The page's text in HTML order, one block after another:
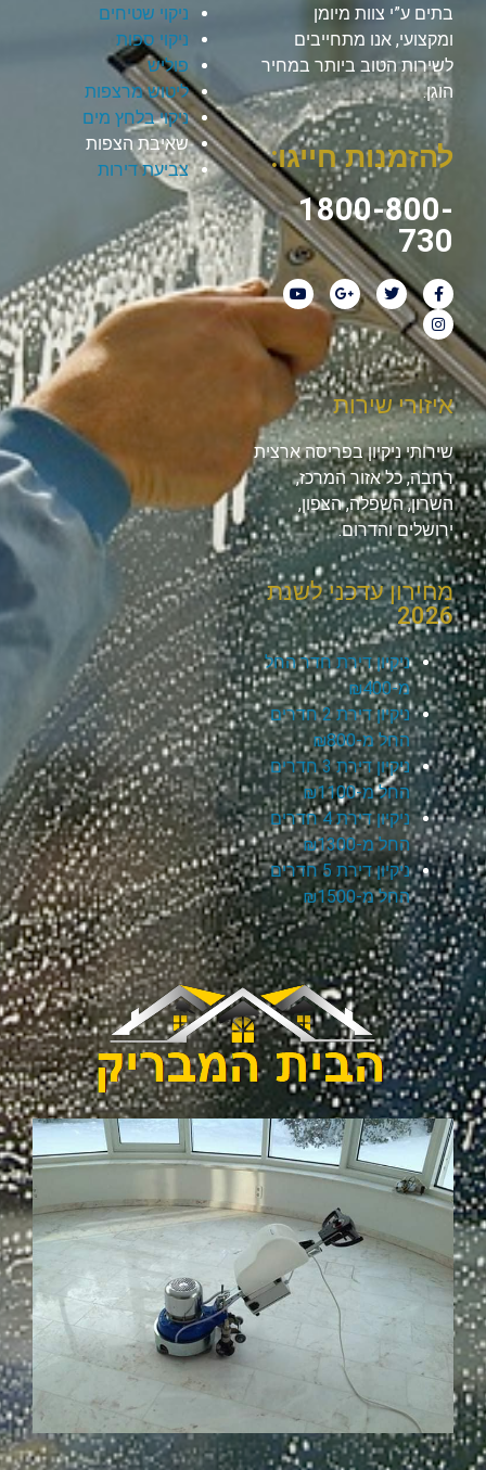
בתים ע”י צוות מיומן
ומקצועי, אנו מתחייבים
לשירות הטוב ביותר במחיר
הוגן.
להזמנות חייגו:
1800-800-
730
ניקוי שטיחים
ניקוי ספות
פוליש
ליטוש מרצפות
ניקוי בלחץ מים
שאיבת הצפות
צביעת דירות
איזורי שירות
שירותי ניקיון בפריסה ארצית
רחבה, כל אזור המרכז,
השרון, השפלה, הצפון,
ירושלים והדרום.
מחירון עדכני לשנת
2026
ניקיון דירת חדר החל
מ-₪400
ניקיון דירת 2 חדרים
החל מ-₪800
ניקיון דירת 3 חדרים
החל מ-₪1100
ניקיון דירת 4 חדרים
החל מ-₪1300
ניקיון דירת 5 חדרים
החל מ-₪1500